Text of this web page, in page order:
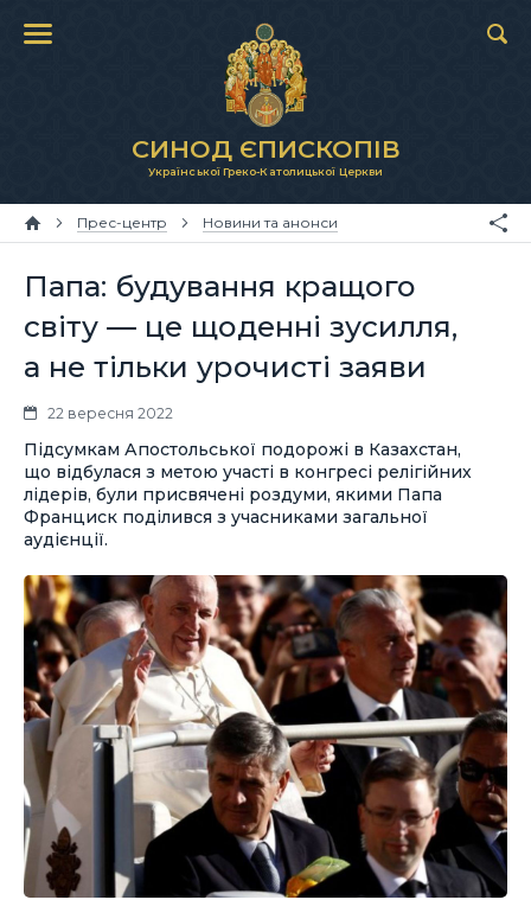
СИНОД ЄПИСКОПІВ
Української Греко-Католицької Церкви
Прес-центр Новини та анонси
Папа: будування кращого
світу — це щоденні зусилля,
а не тільки урочисті заяви
22 вересня 2022
Підсумкам Апостольської подорожі в Казахстан,
що відбулася з метою участі в конгресі релігійних
лідерів, були присвячені роздуми, якими Папа
Франциск поділився з учасниками загальної
аудієнції.